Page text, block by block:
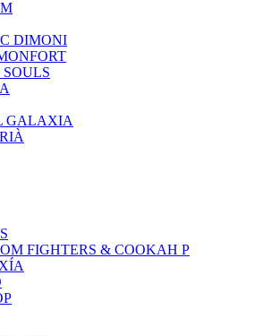
DIMONI
GALAXIA
FIGHTERS & COOKAH P